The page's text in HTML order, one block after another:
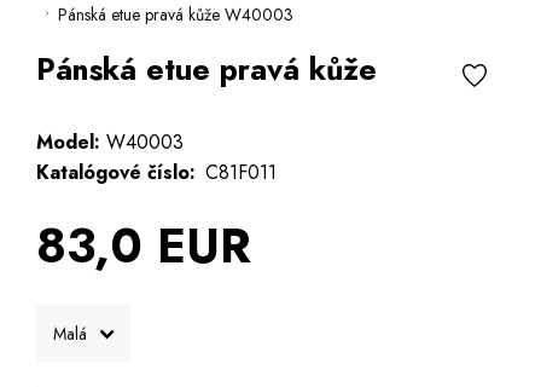
Pánská etue pravá kůže W40003
Pánská etue pravá kůže
Model: W40003
Katalógové číslo: C81F011
83,0 EUR